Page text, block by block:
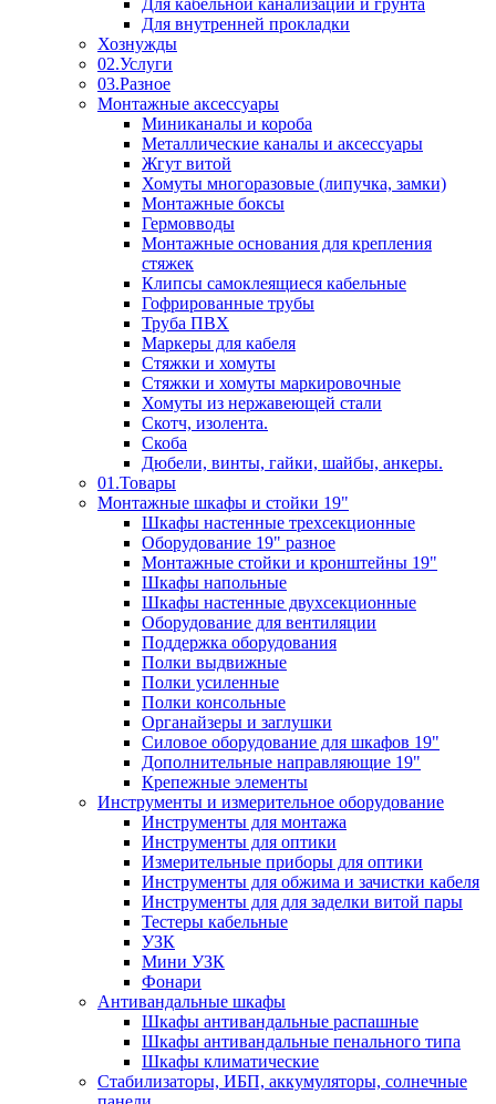
Для кабельной канализации и грунта
Для внутренней прокладки
Хознужды
02.Услуги
03.Разное
Монтажные аксессуары
Миниканалы и короба
Металлические каналы и аксессуары
Жгут витой
Хомуты многоразовые (липучка, замки)
Монтажные боксы
Гермовводы
Монтажные основания для крепления
стяжек
Клипсы самоклеящиеся кабельные
Гофрированные трубы
Труба ПВХ
Маркеры для кабеля
Стяжки и хомуты
Стяжки и хомуты маркировочные
Хомуты из нержавеющей стали
Скотч, изолента.
Скоба
Дюбели, винты, гайки, шайбы, анкеры.
01.Товары
Монтажные шкафы и стойки 19"
Шкафы настенные трехсекционные
Оборудование 19" разное
Монтажные стойки и кронштейны 19"
Шкафы напольные
Шкафы настенные двухсекционные
Оборудование для вентиляции
Поддержка оборудования
Полки выдвижные
Полки усиленные
Полки консольные
Органайзеры и заглушки
Силовое оборудование для шкафов 19"
Дополнительные направляющие 19"
Крепежные элементы
Инструменты и измерительное оборудование
Инструменты для монтажа
Инструменты для оптики
Измерительные приборы для оптики
Инструменты для обжима и зачистки кабеля
Инструменты для для заделки витой пары
Тестеры кабельные
УЗК
Мини УЗК
Фонари
Антивандальные шкафы
Шкафы антивандальные распашные
Шкафы антивандальные пенального типа
Шкафы климатические
Стабилизаторы, ИБП, аккумуляторы, солнечные